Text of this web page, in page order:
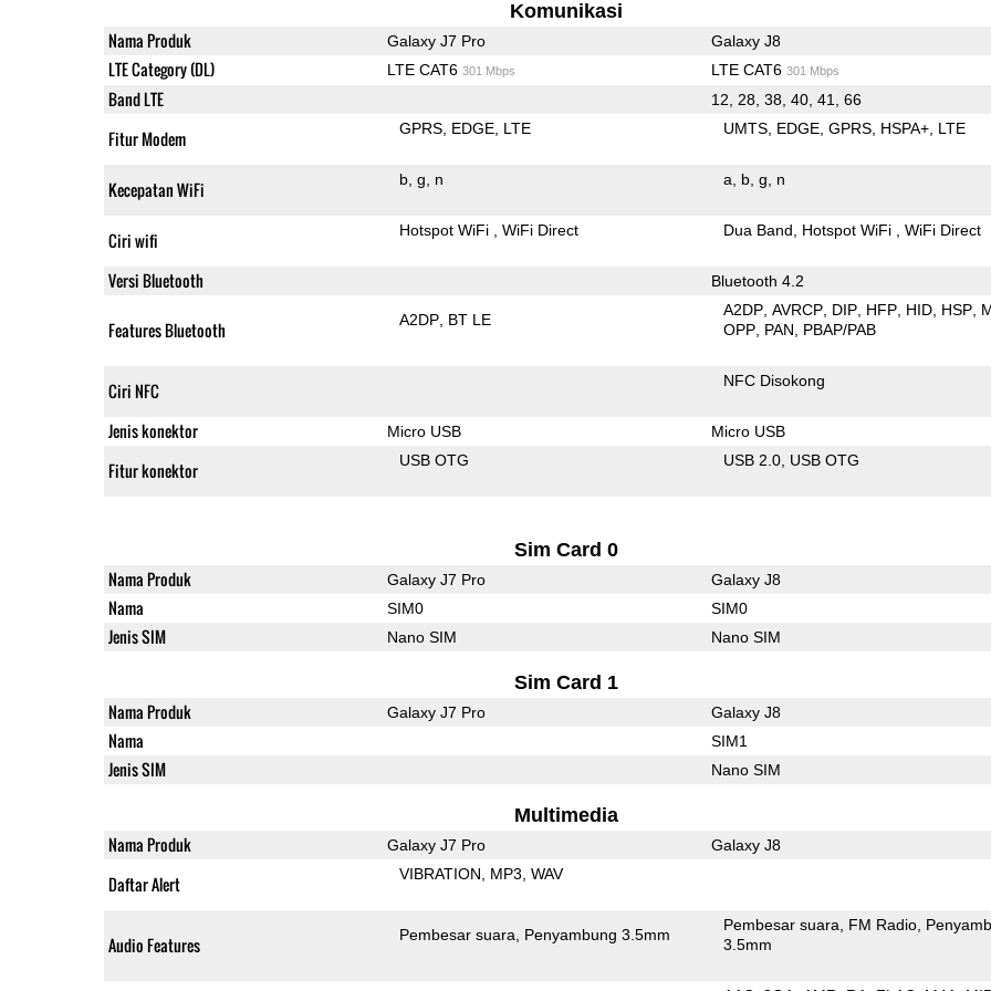
Komunikasi
Nama Produk Galaxy J7 Pro Galaxy J8
LTE Category (DL) LTE CAT6 301 Mbps LTE CAT6 301 Mbps
Band LTE 12, 28, 38, 40, 41, 66
Fitur Modem GPRS EDGE LTE UMTS EDGE GPRS HSPA+ LTE
Kecepatan WiFi b g n a b g n
Ciri wifi Hotspot WiFi WiFi Direct Dua Band Hotspot WiFi WiFi Direct
Versi Bluetooth Bluetooth 4.2
Features Bluetooth A2DP BT LE
A2DP AVRCP DIP HFP HID HSP
OPP PAN PBAP/PAB
Ciri NFC NFC Disokong
Jenis konektor Micro USB Micro USB
Fitur konektor USB OTG USB 2.0 USB OTG
Sim Card 0
Nama Produk Galaxy J7 Pro Galaxy J8
Nama SIM0 SIM0
Jenis SIM Nano SIM Nano SIM
Sim Card 1
Nama Produk Galaxy J7 Pro Galaxy J8
Nama SIM1
Jenis SIM Nano SIM
Multimedia
Nama Produk Galaxy J7 Pro Galaxy J8
Daftar Alert VIBRATION MP3 WAV
Audio Features Pembesar suara Penyambung 3.5mm
Pembesar suara FM Radio
3.5mm